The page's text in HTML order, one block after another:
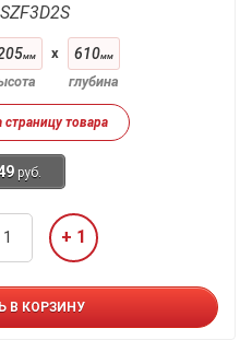
SZF3D2S
мм x 610мм
глубина
страницу товара
руб.
+ 1
В КОРЗИНУ